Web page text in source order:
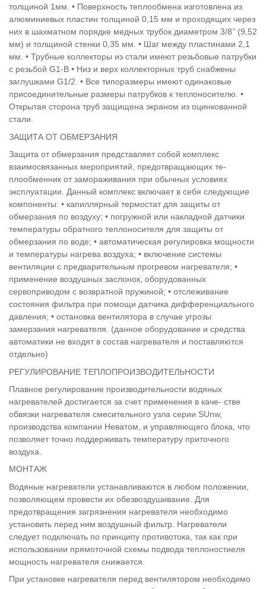
толщиной 1мм. • Поверхность теплообмена изготовлена из
алюминиевых пластин толщиной 0,15 мм и проходящих через
них в шахматном порядке медных трубок диаметром 3/8’’ (9,52
мм) и толщиной стенки 0,35 мм. • Шаг между пластинами 2,1
мм. • Трубные коллекторы из стали имеют резьбовые патрубки
с резьбой G1-B • Низ и верх коллекторных труб снабжены
заглушками G1/2. • Все типоразмеры имеют одинаковые
присоединительные размеры патрубков к теплоносителю. •
Открытая сторона труб защищена экраном из оцинкованной
стали.
ЗАЩИТА ОТ ОБМЕРЗАНИЯ
Защита от обмерзания представляет собой комплекс
взаимосвязанных мероприятий, предотвращающих те-
плообменник от замораживания при обычных условиях
эксплуатации. Данный комплекс включает в себя следующие
компоненты: • капиллярный термостат для защиты от
обмерзания по воздуху; • погружной или накладной датчики
температуры обратного теплоносителя для защиты от
обмерзания по воде; • автоматическая регулировка мощности
и температуры нагрева воздуха; • включение системы
вентиляции с предварительным прогревом нагревателя; •
применение воздушных заслонок, оборудованных
сервоприводом с возвратной пружиной; • отслеживание
состояния фильтра при помощи датчика дифференциального
давления; • остановка вентилятора в случае угрозы
замерзания нагревателя. (данное оборудование и средства
автоматики не входят в состав нагревателя и поставляются
отдельно)
РЕГУЛИРОВАНИЕ ТЕПЛОПРОИЗВОДИТЕЛЬНОСТИ
Плавное регулирование производительности водяных
нагревателей достигается за счет применения в каче- стве
обвязки нагревателя смесительного узла серии SUnw,
производства компании Неватом, и управляющего блока, что
позволяет точно поддерживать температуру приточного
воздуха.
МОНТАЖ
Водяные нагреватели устанавливаются в любом положении,
позволяющем провести их обезвоздушивание. Для
предотвращения загрязнения нагревателя необходимо
установить перед ним воздушный фильтр. Нагреватели
следует подключать по принципу противотока, так как при
использовании прямоточной схемы подвода теплоностиеля
мощность нагревателя снижается.
При установке нагревателя перед вентилятором необходимо